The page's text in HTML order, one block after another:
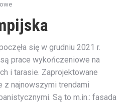
się w grudniu 2021 r.
prace wykończeniowe na
i tarasie. Zaprojektowane
z najnowszymi trendami
Są to m.in.: fasada